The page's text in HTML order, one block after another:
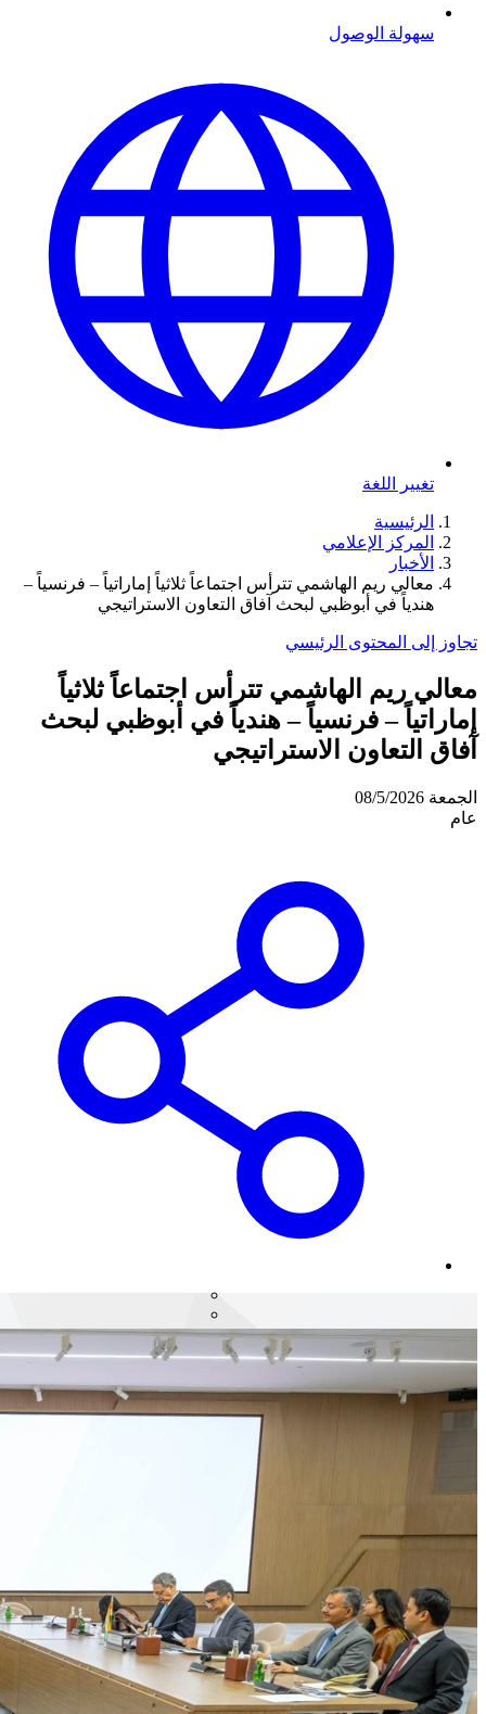
سهولة الوصول
تغيير اللغة
الرئيسية
المركز الإعلامي
الأخبار
معالي ريم الهاشمي تترأس اجتماعاً ثلاثياً إماراتياً – فرنسياً –
هندياً في أبوظبي لبحث آفاق التعاون الاستراتيجي
تجاوز إلى المحتوى الرئيسي
معالي ريم الهاشمي تترأس اجتماعاً ثلاثياً
إماراتياً – فرنسياً – هندياً في أبوظبي لبحث
آفاق التعاون الاستراتيجي
الجمعة 08/5/2026
عام